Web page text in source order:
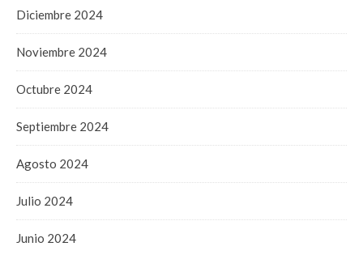
Diciembre 2024
Noviembre 2024
Octubre 2024
Septiembre 2024
Agosto 2024
Julio 2024
Junio 2024